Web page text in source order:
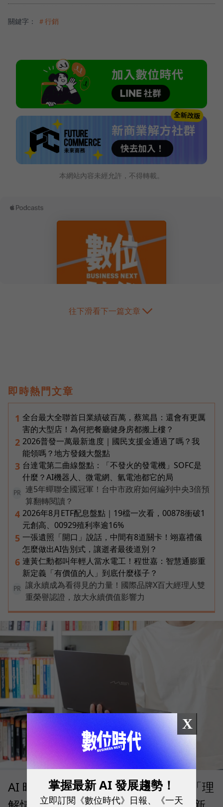
關鍵字： ＃行銷
本網站內容未經允許，不得轉載。
往下滑看下一篇文章
即時熱門文章
1 全台最大全聯首日業績破百萬，蔡篤昌：還會有更厲
害的大型店！為何把餐廳健身房都搬上樓？
2 2026普發一萬最新進度｜國民支援金通過了嗎？我
能領嗎？地方發錢大盤點
3 台達電第二曲線盤點：「不發火的發電機」SOFC是
什麼？AI機器人、微電網、氫電池都它的局
PR
連5年蟬聯全國冠軍！台中市政府如何編列中央3倍預
算翻轉閱讀？
4 2026年8月ETF配息盤點｜19檔一次看，00878衝破1
元創高、00929殖利率逾16%
5 一張遺照「開口」說話，中間有8道關卡！翊嘉禮儀
怎麼做出AI告別式，讓逝者最後道別？
6 連黃仁勳都叫年輕人當水電工！程世嘉：智慧通膨重
新定義「有價值的人」到底什麼樣子？
PR
讓永續成為看得見的力量！國際品牌X百大經理人雙
重榮譽認證，放大永續價值影響力
AI 時代的行動生產力：MSI 如何用「理
X
掌握最新 AI 發展趨勢！
立即訂閱《數位時代》日報、《一天